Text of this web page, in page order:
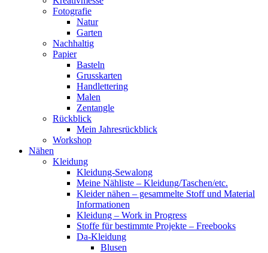
Fotografie
Natur
Garten
Nachhaltig
Papier
Basteln
Grusskarten
Handlettering
Malen
Zentangle
Rückblick
Mein Jahresrückblick
Workshop
Nähen
Kleidung
Kleidung-Sewalong
Meine Nähliste – Kleidung/Taschen/etc.
Kleider nähen – gesammelte Stoff und Material
Informationen
Kleidung – Work in Progress
Stoffe für bestimmte Projekte – Freebooks
Da-Kleidung
Blusen